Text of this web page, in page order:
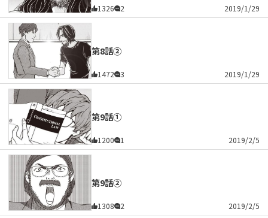
1326 2 2019/1/29
第8話②
1472 3 2019/1/29
第9話①
1200 1 2019/2/5
第9話②
1308 2 2019/2/5